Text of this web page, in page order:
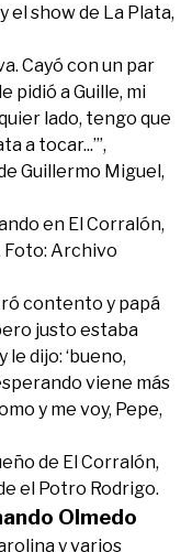
y el show de La Plata,
Cayó con un par
pidió a Guille, mi
lado, tengo que
a tocar...’”,
Guillermo Miguel,
en El Corralón,
Archivo
contento y papá
justo estaba
le dijo: ‘bueno,
viene más
y me voy, Pepe,
de El Corralón,
el Potro Rodrigo.
Olmedo
y varios